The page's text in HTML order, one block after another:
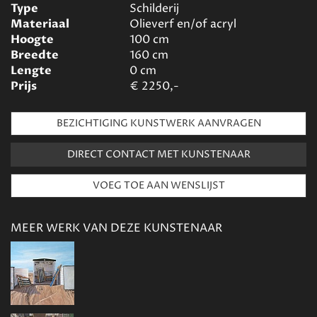
Type
Schilderij
Materiaal
Olieverf en/of acryl
Hoogte
100cm
Breedte
160cm
Lengte
0cm
Prijs
€ 2250,-
BEZICHTIGING KUNSTWERK AANVRAGEN
DIRECT CONTACT MET KUNSTENAAR
MEER WERK VAN DEZE KUNSTENAAR